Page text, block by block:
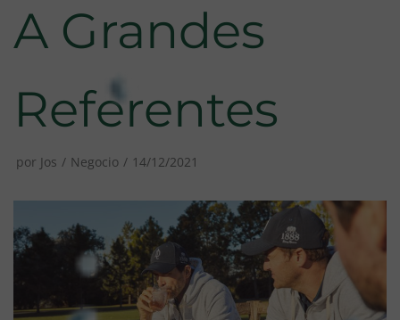
A Grandes
Referentes
por Jos Negocio 14/12/2021